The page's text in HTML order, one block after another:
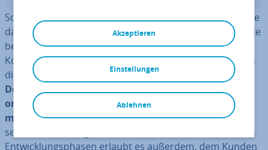
Soft­ware­ent­wick­lungs­pro­zes­se sind teuer. Ins­be­son­de­re
dann, wenn der fertige Code sich nicht rei­bungs­los in die
be­stehen­de Software einbinden lässt, schießen die
Kosten für die Ent­wick­lung in die Höhe. Abhilfe schaffen
die modernen Ansätze Con­ti­nuous In­te­gra­ti­on,
Delivery und De­ploy­ment (kon­ti­nu­ier­li­che In­te­gra­ti­
on, Lieferung und Be­reit­stel­lung)
. Diese setzen auf
mehrfache Va­li­die­rungdes Codes bereits während
seiner Ent­wick­lung. Das Arbeiten in mehreren kleineren
Ent­wick­lungs­pha­sen erlaubt es außerdem, dem Kunden
Akzeptieren
Ablehnen
Einstellungen